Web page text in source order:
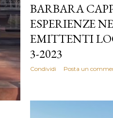
BARBARA
ESPERIENZE
EMITTENTI
3-2023
Condividi Posta un